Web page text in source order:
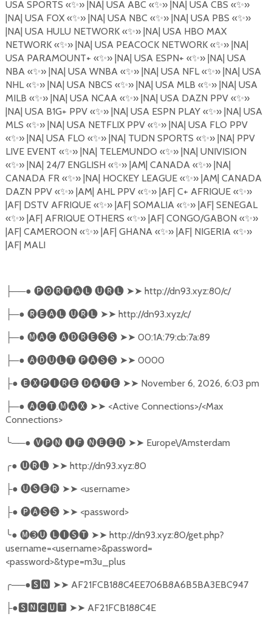
USA SPORTS «✨»|NA| USA ABC «✨»|NA| USA CBS «✨»
|NA| USA FOX «✨»|NA| USA NBC «✨»|NA| USA PBS «✨»
|NA| USA HULU NETWORK «✨»|NA| USA HBO MAX
NETWORK «✨»|NA| USA PEACOCK NETWORK «✨»|NA|
USA PARAMOUNT+ «✨»|NA| USA ESPN+ «✨»|NA| USA
NBA «✨»|NA| USA WNBA «✨»|NA| USA NFL«✨»|NA| USA
NHL«✨»|NA| USA NBCS «✨»|NA| USA MLB «✨»|NA| USA
MILB «✨»|NA| USA NCAA «✨»|NA| USA DAZN PPV «✨»
|NA| USA B1G+ PPV «✨»|NA| USA ESPN PLAY «✨»|NA| USA
MLS «✨»|NA| USA NETFLIX PPV «✨»|NA| USA FLO PPV
«✨»|NA| USA FLO «✨»|NA| TUDN SPORTS «✨»|NA| PPV
LIVE EVENT «✨»|NA| TELEMUNDO «✨»|NA| UNIVISION
«✨»|NA| 24/7 ENGLISH «✨»|AM| CANADA «✨»|NA|
CANADA FR «✨»|NA| HOCKEY LEAGUE «✨»|AM| CANADA
DAZN PPV «✨»|AM| AHL PPV «✨»|AF| C+ AFRIQUE «✨»
|AF| DSTV AFRIQUE «✨»|AF| SOMALIA «✨»|AF| SENEGAL
«✨»|AF| AFRIQUE OTHERS «✨»|AF| CONGO/GABON «✨»
|AF| CAMEROON «✨»|AF| GHANA «✨»|AF| NIGERIA «✨»
|AF| MALI
├──● 🅟🅞🅡🅣🅐🅛 🅤🅡🅛 ➤➤ http://dn93.xyz:80/c/
├─● 🅡🅔🅐🅛 🅤🅡🅛 ➤➤ http://dn93.xyz/c/
├─● 🅜🅐🅒 🅐🅓🅡🅔🅢🅢 ➤➤ 00:1A:79:cb:7a:89
├─● 🅐🅓🅤🅛🅣 🅟🅐🅢🅢 ➤➤ 0000
├● 🅔🅧🅟🅘🅡🅔 🅓🅐🅣🅔 ➤➤ November 6, 2026, 6:03 pm
├─● 🅐🅒🅣.🅜🅐🅧 ➤➤ <Active Connections>/<Max
Connections>
╰──● 🅥🅟🅝 🅘🅕 🅝🅔🅔🅓 ➤➤ Europe\/Amsterdam
╭● 🅤🅡🅛 ➤➤ http://dn93.xyz:80
├● 🅤🅢🅔🅡 ➤➤ <username>
├● 🅟🅐🅢🅢 ➤➤ <password>
╰● 🅜➌🅤 🅛🅘🅢🅣 ➤➤ http://dn93.xyz:80/get.php?
username=<username>&password=
<password>&type=m3u_plus
╭──●🆂🅽 ➤➤ AF21FCB188C4EE706B8A6B5BA3EBC947
├●🆂🅽🅲🆄🆃 ➤➤ AF21FCB188C4E